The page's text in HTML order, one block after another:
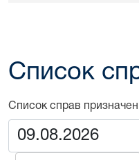
Список
Список справ